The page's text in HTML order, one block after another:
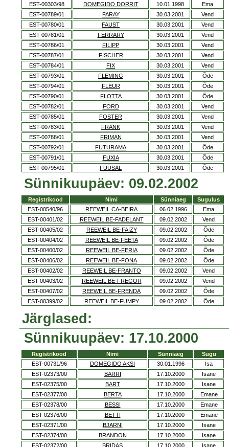
EST-00303/98 DOMEGIDO DORRIT 10.01.1998
Ema
EST-00789/01
FARAY 30.03.2001
Vend
EST-00780/01
FAUST 30.03.2001
Vend
EST-00781/01
FERRARY 30.03.2001
Vend
EST-00786/01
FILIPP 30.03.2001
Vend
EST-00787/01
FISCHER 30.03.2001
Vend
EST-00784/01
FIX 30.03.2001
Vend
EST-00793/01
FLEMING 30.03.2001
Õde
EST-00794/01
FLEUR 30.03.2001
Õde
EST-00790/01
FLOTTA 30.03.2001
Õde
EST-00782/01
FORD 30.03.2001
Vend
EST-00785/01
FOSTER 30.03.2001
Vend
EST-00783/01
FRANK 30.03.2001
Vend
EST-00788/01
FRIMAN 30.03.2001
Vend
EST-00792/01
FUTURAMA 30.03.2001
Õde
EST-00791/01
FUXIA 30.03.2001
Õde
EST-00795/01
FÜÜSAL 30.03.2001 Õde
Sünnikuupäev: 09.02.2002
Registrikood Nimi Sünniaeg
Sugulus
EST-00540/96
REEWEIL CA-BEIRA 06.02.1996
Ema
EST-00401/02
REEWEIL BE-FADELANT 09.02.2002
Vend
EST-00405/02
REEWEIL BE-FAIZY 09.02.2002
Õde
EST-00404/02
REEWEIL BE-FEETA 09.02.2002
Õde
EST-00400/02
REEWEIL BE-FERIA 09.02.2002
Õde
EST-00406/02
REEWEIL BE-FONA 09.02.2002
Õde
EST-00402/02
REEWEIL BE-FRANTO 09.02.2002
Vend
EST-00403/02
REEWEIL BE-FREGOR 09.02.2002
Vend
EST-00407/02
REEWEIL BE-FRENDA 09.02.2002
Õde
EST-00399/02
REEWEIL BE-FUMPY 09.02.2002 Õde
Järglased:
Sünnikuupäev: 17.10.2000
Registrikood Nimi Sünniaeg
Sugu
EST-00731/96
DOMEGIDO AKSI 30.01.1996
Isa
EST-02373/00
BARRI 17.10.2000
Isane
EST-02375/00
BART 17.10.2000
Isane
EST-02377/00
BERTA 17.10.2000
Emane
EST-02378/00
BESSI 17.10.2000
Emane
EST-02376/00
BETTI 17.10.2000
Emane
EST-02371/00
BJARNI 17.10.2000
Isane
EST-02374/00
BRANDON 17.10.2000
Isane
EST-02372/00
BRIDAS 17.10.2000 Isane